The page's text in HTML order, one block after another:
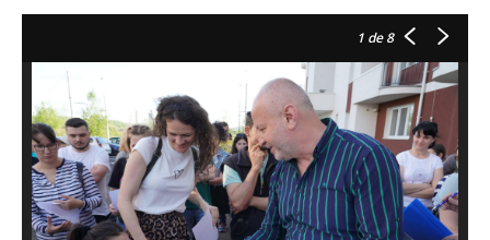
1 de 8